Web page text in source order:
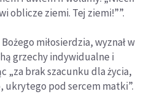
oblicze ziemi. Tej ziemi!””.
miłosierdzia, wyznał w
grzechy indywidualne i
„za brak szacunku dla życia,
ukrytego pod sercem matki”.